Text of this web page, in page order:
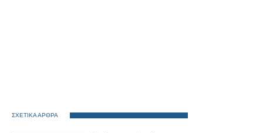
ΣΧΕΤΙΚΑ ΑΡΘΡΑ